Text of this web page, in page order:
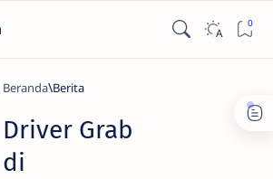
Beranda Berita
Driver Grab
di